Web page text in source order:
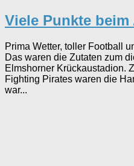
Viele Punkte beim
Prima Wetter, toller Football
Das waren die Zutaten zum
Elmshorner Krückaustadion.
Fighting Pirates waren die
war...